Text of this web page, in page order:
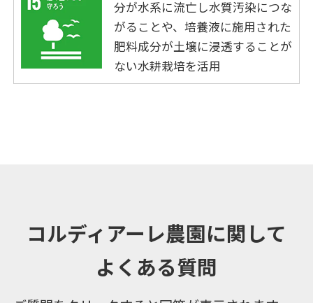
分が水系に流亡し水質汚染につな
がることや、培養液に施用された
肥料成分が土壌に浸透することが
ない水耕栽培を活用
コルディアーレ農園に関して
よくある質問